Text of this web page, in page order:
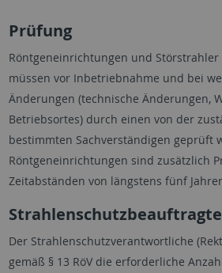
Prüfung
Röntgeneinrichtungen und Störstrahler
müssen vor Inbetriebnahme und bei
Änderungen (technische Änderungen,
Betriebsortes) durch einen von der
bestimmten Sachverständigen geprüft
Röntgeneinrichtungen sind zusätzlich
Zeitabständen von längstens fünf
Strahlenschutzbeauftragte
Der Strahlenschutzverantwortliche
gemäß § 13 RöV die erforderliche